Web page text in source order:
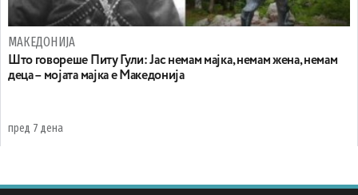
МАКЕДОНИЈА
Што говореше Питу Гули: Јас немам мајка, немам жена, немам
деца – мојата мајка е Македонија
пред 7 дена